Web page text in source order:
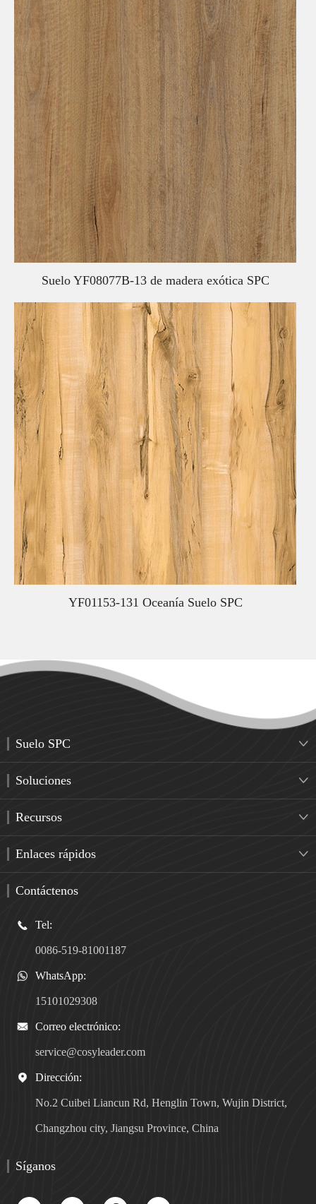
Suelo YF08077B-13 de madera exótica SPC
YF01153-131 Oceanía Suelo SPC
Suelo SPC 
Soluciones 
Recursos 
Enlaces rápidos 
Contáctenos
 Tel:
0086-519-81001187
 WhatsApp:
15101029308
 Correo electrónico:
service@cosyleader.com
 Dirección:
No.2 Cuibei Liancun Rd, Henglin Town, Wujin District,
Changzhou city, Jiangsu Province, China
Síganos